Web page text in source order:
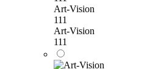
Art-Vision
111
Art-Vision
111